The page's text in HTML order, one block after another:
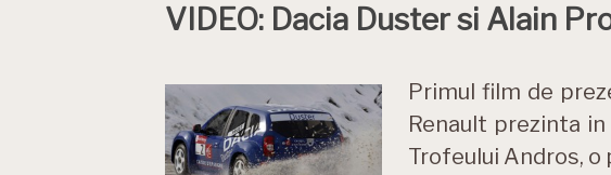
VIDEO: Dacia Duster si Alain
Primul film de
Renault prezinta
Trofeului Andros, o